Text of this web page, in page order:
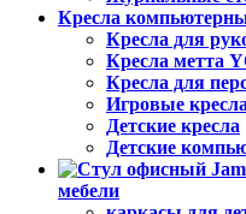
Кресла
Кресла для
Кресла метта
Кресла для
Игровые кресла
Детские кресла
Детские
мебели